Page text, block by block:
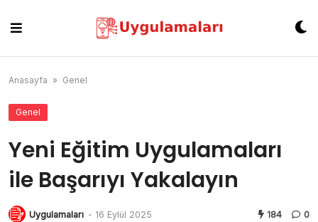
content
Anasayfa » Genel
Genel
Yeni Eğitim Uygulamaları
ile Başarıyı Yakalayın
Uygulamaları - 16 Eylül 2025 184 0